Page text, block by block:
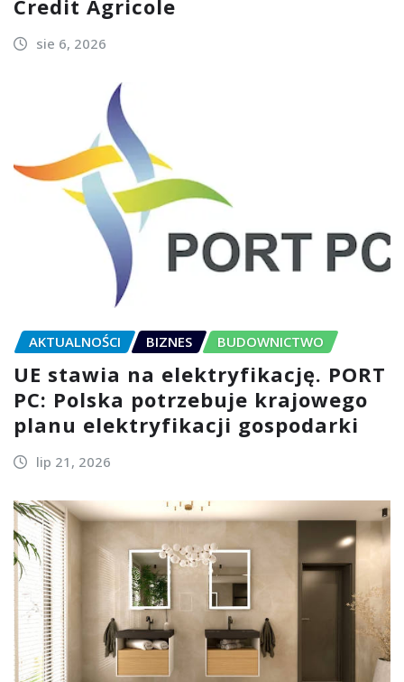
Credit Agricole
sie 6, 2026
AKTUALNOŚCI BIZNES BUDOWNICTWO
UE stawia na elektryfikację. PORT
PC: Polska potrzebuje krajowego
planu elektryfikacji gospodarki
lip 21, 2026